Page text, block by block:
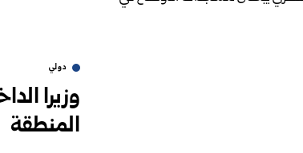
دولي
وزيرا
المنطقة